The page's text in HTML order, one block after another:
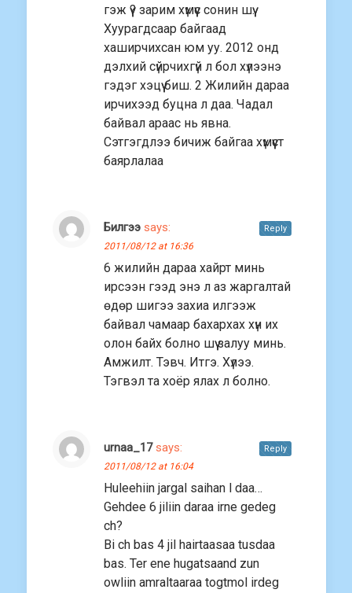
гэж үү? зарим хүмүүс сонин шүү.
Хуурагдсаар байгаад
хаширчихсан юм уу. 2012 онд
дэлхий сүйрчихгүй л бол хүлээнэ
гэдэг хэцүү биш. 2 Жилийн дараа
ирчихээд буцна л даа. Чадал
байвал араас нь явна.
Сэтгэгдлээ бичиж байгаа хүмүүст
баярлалаа
Билгээ says:
2011/08/12 at 16:36
6 жилийн дараа хайрт минь
ирсээн гээд энэ л аз жаргалтай
өдөр шигээ захиа илгээж
байвал чамаар бахархах хүн их
олон байх болно шүү залуу минь.
Амжилт. Тэвч. Итгэ. Хүлээ.
Тэгвэл та хоёр ялах л болно.
Reply
urnaa_17 says:
2011/08/12 at 16:04
Huleehiin jargal saihan l daa…
Gehdee 6 jiliin daraa irne gedeg
ch?
Bi ch bas 4 jil hairtaasaa tusdaa
bas. Ter ene hugatsaand zun
owliin amraltaaraa togtmol irdeg
Reply